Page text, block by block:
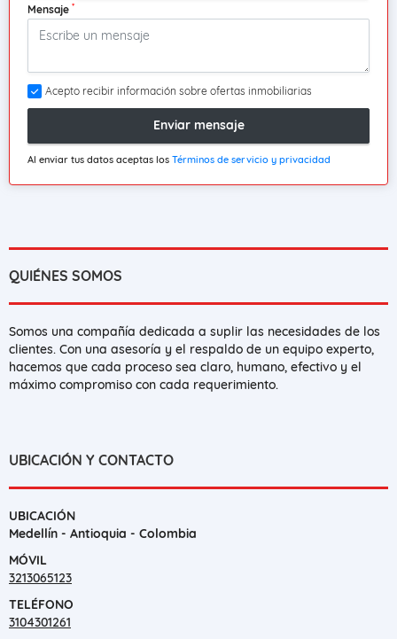
Mensaje *
Acepto recibir información sobre ofertas inmobiliarias
Enviar mensaje
Al enviar tus datos aceptas los Términos de servicio y privacidad
QUIÉNES SOMOS
Somos una compañía dedicada a suplir las necesidades de los
clientes. Con una asesoría y el respaldo de un equipo experto,
hacemos que cada proceso sea claro, humano, efectivo y el
máximo compromiso con cada requerimiento.
UBICACIÓN Y CONTACTO
UBICACIÓN
Medellín - Antioquia - Colombia
MÓVIL
3213065123
TELÉFONO
3104301261